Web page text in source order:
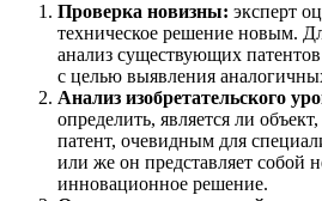
Проверка новизны: эксперт
техническое решение новым.
анализ существующих
с целью выявления
Анализ изобретательского
определить, является ли
патент, очевидным для
или же он представляет собой
инновационное решение.